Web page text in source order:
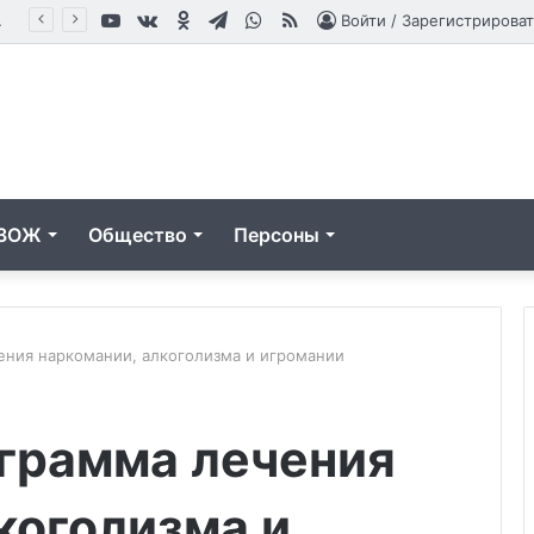
Войти /
RSS
WhatsApp
Telegram
Одноклассники
vk.com
YouTube
Общество Персоны
наркомании, алкоголизма и игромании
лечения
сосудистых
методом16.12.2025